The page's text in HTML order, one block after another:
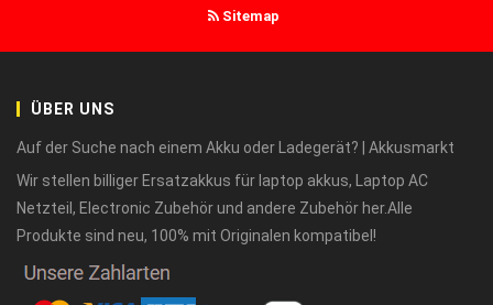
Sitemap
ÜBER UNS
Auf der Suche nach einem Akku oder Ladegerät? | Akkusmarkt
Wir stellen billiger Ersatzakkus für laptop akkus, Laptop AC
Netzteil, Electronic Zubehör und andere Zubehör her.Alle
Produkte sind neu, 100% mit Originalen kompatibel!